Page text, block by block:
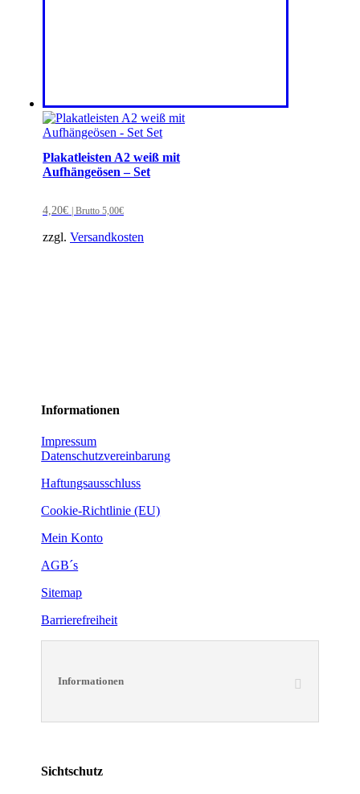
Plakatleisten A2 weiß mit
Aufhängeösen – Set
4,20€ | Brutto 5,00€
zzgl. Versandkosten
Informationen
Impressum
Datenschutzvereinbarung
Haftungsausschluss
Cookie-Richtlinie (EU)
Mein Konto
AGB´s
Sitemap
Barrierefreiheit
Informationen
Sichtschutz